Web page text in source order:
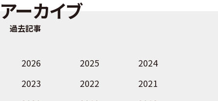
アーカイブ
過去記事
2026 2025
2024
2023
2022
2021